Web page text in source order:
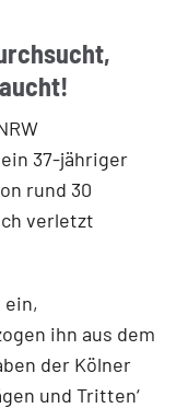
37-jähriger
rund 30
verletzt
ein,
ihn aus dem
der Kölner
und Tritten‘